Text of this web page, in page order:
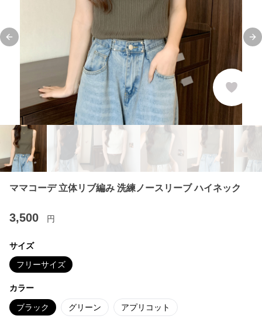
Previous slide
ママコーデ 立体リブ編み 洗練ノースリーブ ハイネック
3,500 円
サイズ
フリーサイズ
カラー
ブラック グリーン アプリコット